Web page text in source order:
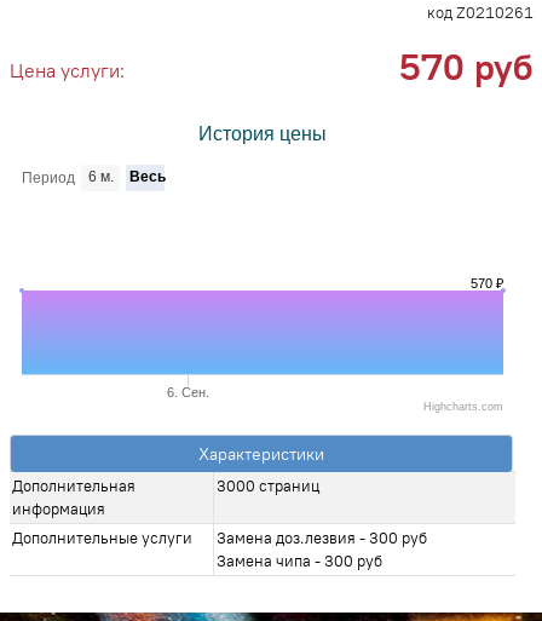
код Z0210261
Цена услуги: 570 руб
История цены
6. Сен.
570 ₽
Период 6 м. Весь
Highcharts.com
Характеристики
Дополнительная
информация
3000 страниц
Дополнительные услуги
Замена доз.лезвия - 300 руб
Замена чипа - 300 руб